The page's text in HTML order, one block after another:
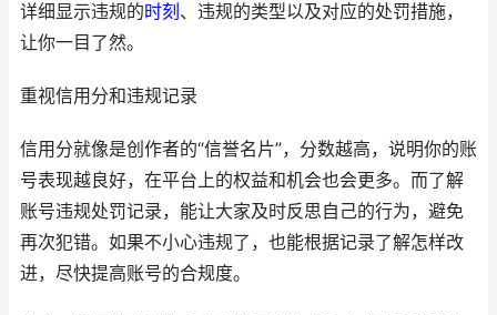
详细显示违规的时刻 、违规的类型以及对应的处罚措施，
让你一目了然。
重视信用分和违规记录
信用分就像是创作者的“信誉名片”，分数越高，说明你的账
号表现越良好，在平台上的权益和机会也会更多。而了解
账号违规处罚记录，能让大家及时反思自己的行为，避免
再次犯错。如果不小心违规了，也能根据记录了解怎样改
进，尽快提高账号的合规度。